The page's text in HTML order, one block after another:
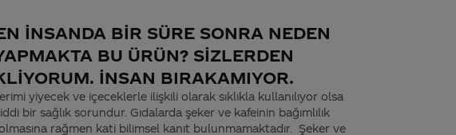
İNSANDA BİR SÜRE SONRA NEDEN
BU ÜRÜN? SİZLERDEN
İNSAN BIRAKAMIYOR.
yiyecek ve içeceklerle ilişkili olarak sıklıkla kullanılıyor olsa
bir sağlık sorundur. Gıdalarda şeker ve kafeinin bağımlılık
rağmen kati bilimsel kanıt bulunmamaktadır. Şeker ve